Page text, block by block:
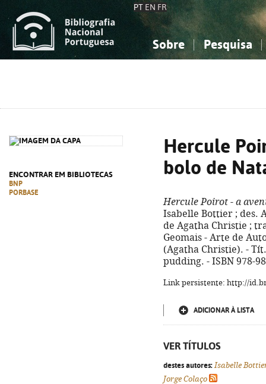
PT EN FR
Sobre Pesquisa
ENCONTRAR EM BIBLIOTECAS
BNP
PORBASE
Hercule
bolo de
Hercule Poirot - a
Isabelle Bottier ; des.
de Agatha Christie ;
Geomais - Arte de
(Agatha Christie). -
pudding. - ISBN 978-
Link persistente: http://
ADICIONAR À LISTA
VER TÍTULOS
destes autores: Isabelle
Jorge Colaço